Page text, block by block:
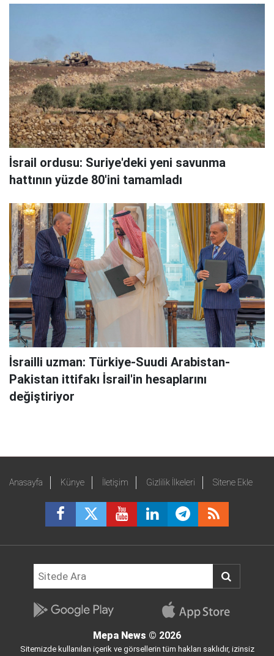
İsrail ordusu: Suriye'deki yeni savunma
hattının yüzde 80'ini tamamladı
İsrailli uzman: Türkiye-Suudi Arabistan-
Pakistan ittifakı İsrail'in hesaplarını
değiştiriyor
Anasayfa Künye İletişim Gizlilik İlkeleri Sitene Ekle
Mepa News © 2026
Sitemizde kullanılan içerik ve görsellerin tüm hakları saklıdır, izinsiz